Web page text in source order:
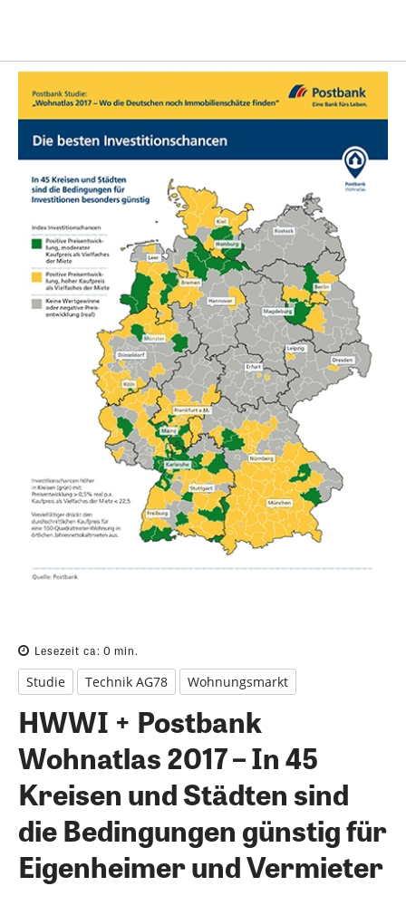
Lesezeit ca: 0 min.
Studie Technik AG78 Wohnungsmarkt
HWWI + Postbank
Wohnatlas 2017 – In 45
Kreisen und Städten sind
die Bedingungen günstig für
Eigenheimer und Vermieter